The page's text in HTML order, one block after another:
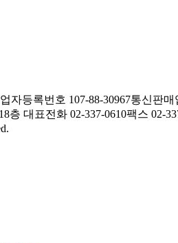
자등록번호 107-88-30967통신판매
층 대표전화 02-337-0610팩스 02-